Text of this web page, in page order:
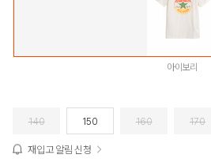
아이보리
140 150 160 170
재입고 알림 신청